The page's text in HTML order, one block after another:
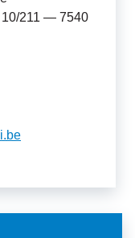
10/211 — 7540